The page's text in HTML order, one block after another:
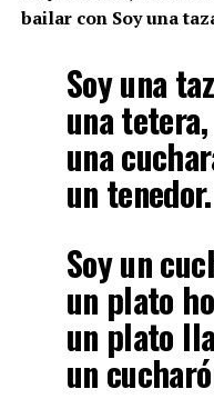
bailar con Soy una
Soy una
una tetera,
una
un tenedor.
Soy un
un plato
un plato
un